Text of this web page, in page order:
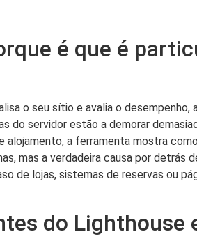
é que é
o seu sítio e avalia o
do servidor estão a demorar
a ferramenta mostra
mas a verdadeira causa por
de lojas, sistemas de reservas ou
do Lighthouse